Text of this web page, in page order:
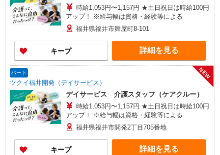
時給1,053円〜1,157円 ★土日祝日は時給100円
アップ！ ※給与幅は資格・経験等による
福井県福井市舞屋町8-101
キープ 詳細を見る
パート
ツクイ福井開発（デイサービス）
NEW
デイサービス 介護スタッフ（ケアクルー）
時給1,053円〜1,157円 ★土日祝日は時給100円
アップ！ ※給与幅は資格・経験等による
福井県福井市開発2丁目705番地
キープ 詳細を見る